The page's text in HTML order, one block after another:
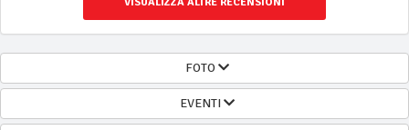
FOTO
EVENTI